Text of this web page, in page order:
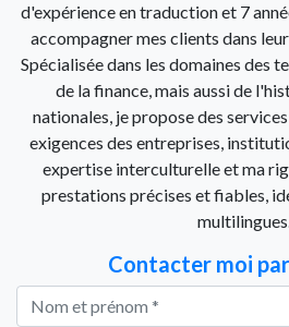
d'expérience en traduction et 7
accompagner mes clients dans
Spécialisée dans les domaines des
de la finance, mais aussi de
nationales, je propose des
exigences des entreprises,
expertise interculturelle et ma
prestations précises et fiables,
Contacter moi